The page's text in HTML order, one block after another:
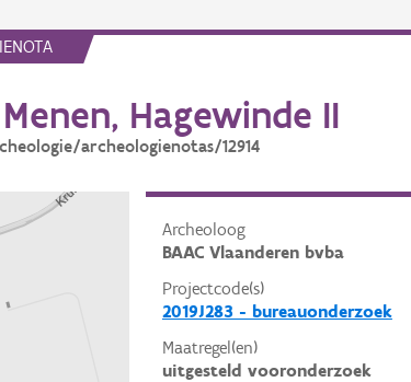
Hagewinde II
archeologienotas/12914
Archeoloog
BAAC Vlaanderen bvba
Projectcode(s)
2019J283 - bureauonderzoek
Maatregel(en)
uitgesteld vooronderzoek